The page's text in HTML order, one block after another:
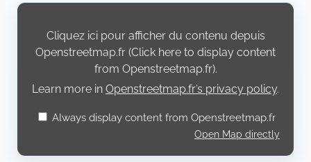
Display
Openstreetmap.fr
Cliquez ici pour afficher du contenu depuis
Openstreetmap.fr (Click here to display content
from Openstreetmap.fr).
Learn more in Openstreetmap.fr’s privacy policy.
Always display content from Openstreetmap.fr
Open Map directly